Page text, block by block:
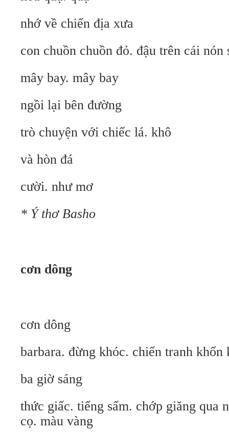
nhớ về chiến địa xưa
con chuồn chuồn đỏ. đậu trên cái nón
mây bay. mây bay
ngồi lại bên đường
trò chuyện với chiếc lá. khô
và hòn đá
cười. như mơ
* Ý thơ Basho
cơn dông
cơn dông
barbara. đừng khóc. chiến tranh khốn
ba giờ sáng
thức giấc. tiếng sấm. chớp giăng qua
cọ. màu vàng